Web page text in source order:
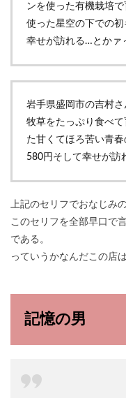
ンを使った有機栽培
使った星空の下での
幸せが訪れる…とかァ
岩手県盛岡市の吉村
牧草をたっぷり食べ
た甘くてほろ苦い青
580円そして幸せが訪
上記のセリフでおなじみ
このセリフを全部早口で
である。
っていうかなんだこの店
記憶の男